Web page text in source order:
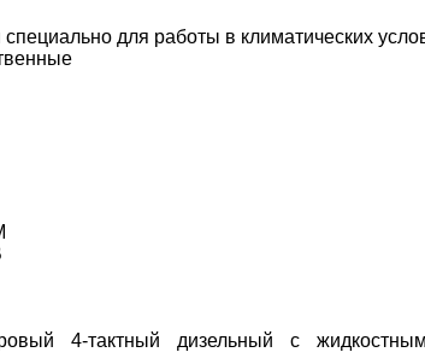
для работы в климатических
4-тактный дизельный с